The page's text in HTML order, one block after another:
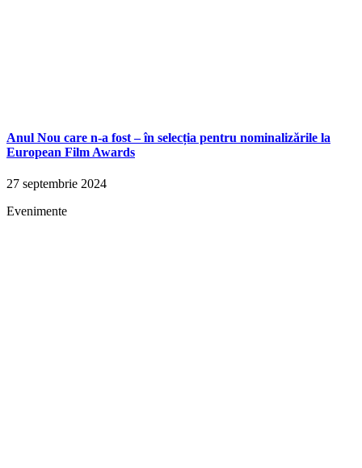
Anul Nou care n-a fost – în selecția pentru nominalizările la
European Film Awards
27 septembrie 2024
Evenimente